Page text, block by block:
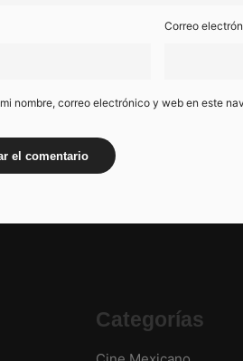
Correo
nombre, correo electrónico y web en este
Categorías